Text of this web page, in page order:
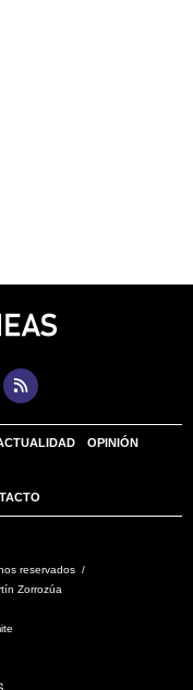
OPINIÓN
reservados /
Zorrozúa